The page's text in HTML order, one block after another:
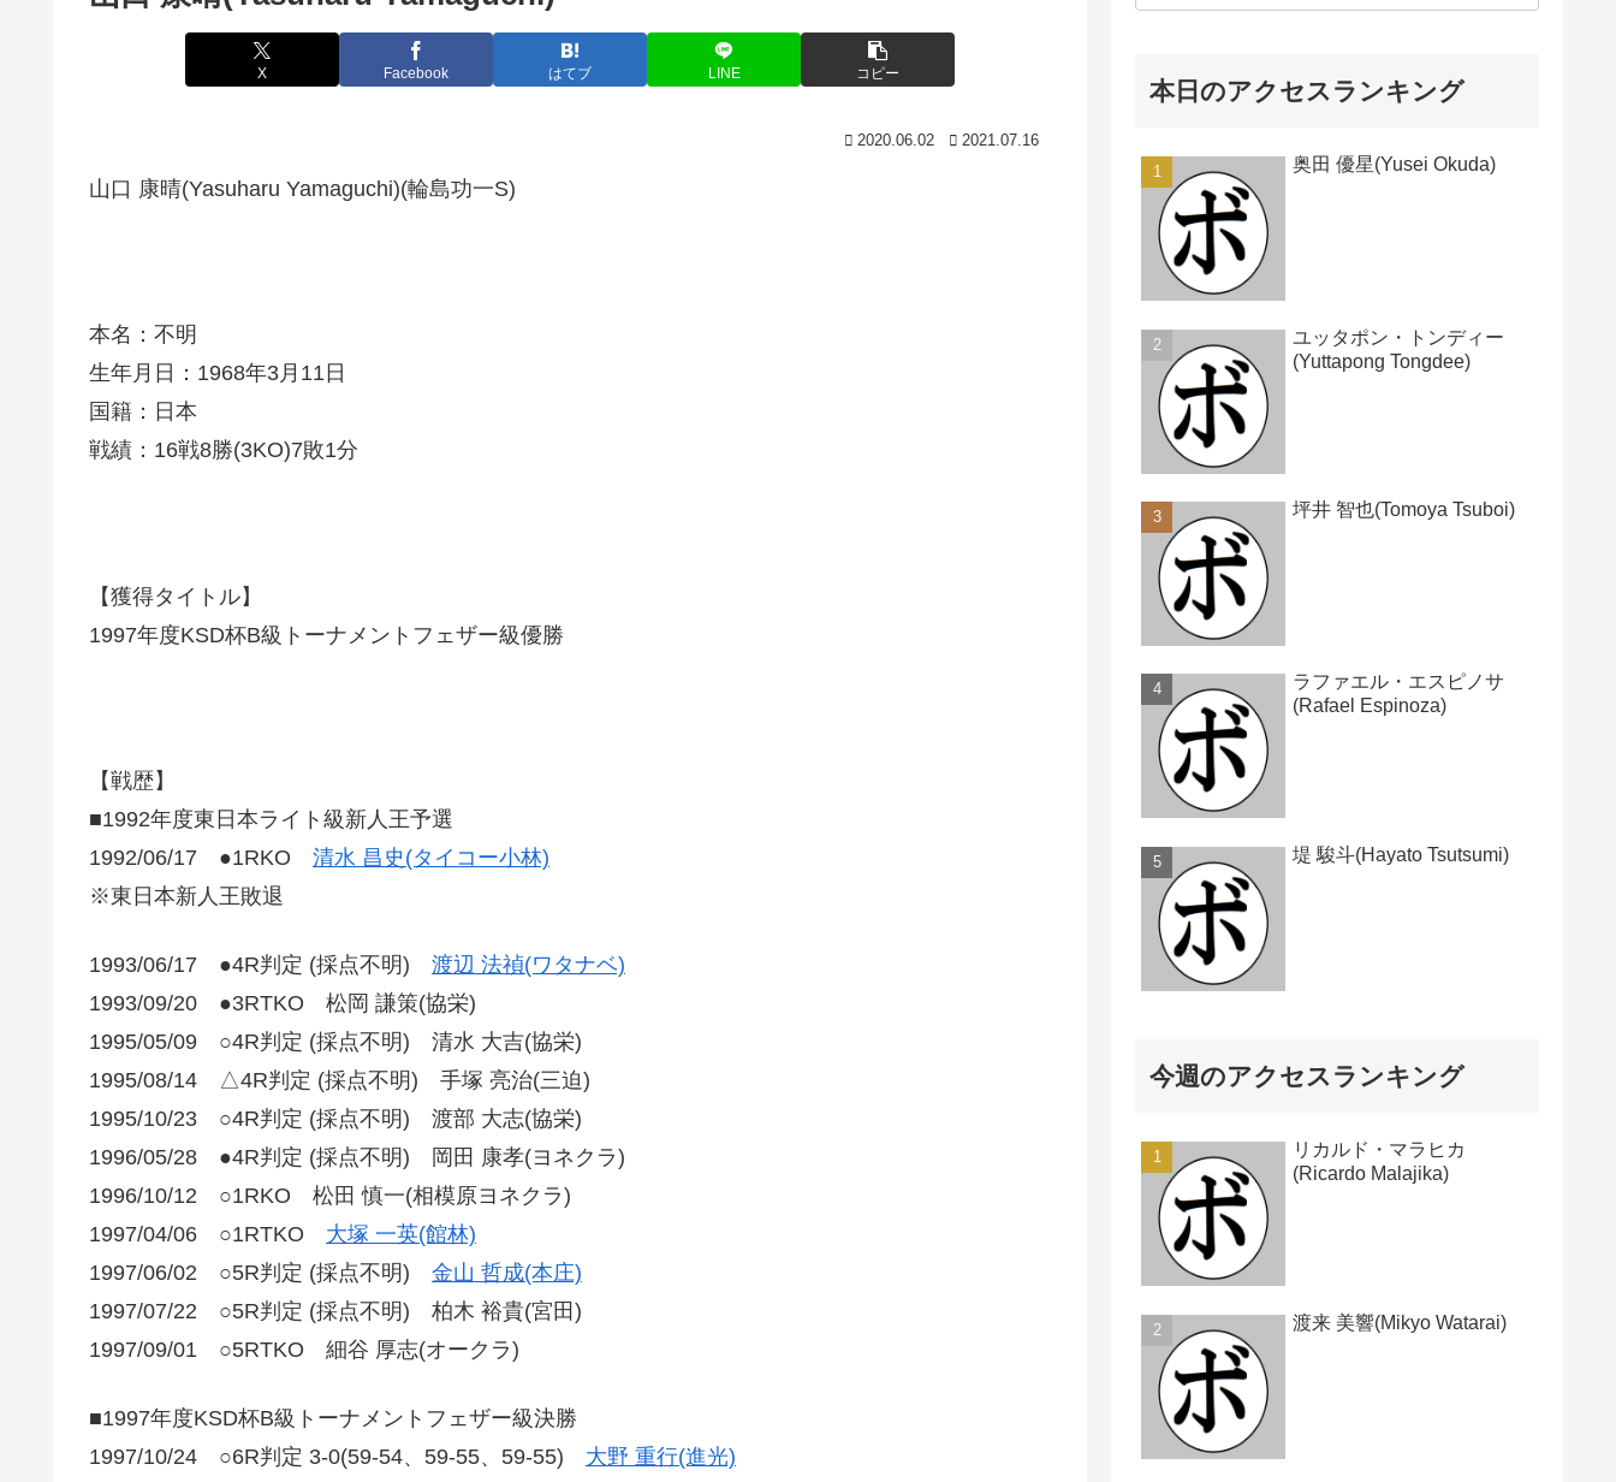
X Facebook はてブ LINE コピー
2020.06.02 2021.07.16
山口 康晴(Yasuharu Yamaguchi)(輪島功一S)
本名：不明
生年月日：1968年3月11日
国籍：日本
戦績：16戦8勝(3KO)7敗1分
【獲得タイトル】
1997年度KSD杯B級トーナメントフェザー級優勝
【戦歴】
■1992年度東日本ライト級新人王予選
1992/06/17 ●1RKO 清水 昌史(タイコー小林)
※東日本新人王敗退
1993/06/17 ●4R判定 (採点不明) 渡辺 法禎(ワタナベ)
1993/09/20 ●3RTKO 松岡 謙策(協栄)
1995/05/09 ○4R判定 (採点不明) 清水 大吉(協栄)
1995/08/14 △4R判定 (採点不明) 手塚 亮治(三迫)
1995/10/23 ○4R判定 (採点不明) 渡部 大志(協栄)
1996/05/28 ●4R判定 (採点不明) 岡田 康孝(ヨネクラ)
1996/10/12 ○1RKO 松田 慎一(相模原ヨネクラ)
1997/04/06 ○1RTKO 大塚 一英(館林)
1997/06/02 ○5R判定 (採点不明) 金山 哲成(本庄)
1997/07/22 ○5R判定 (採点不明) 柏木 裕貴(宮田)
1997/09/01 ○5RTKO 細谷 厚志(オークラ)
■1997年度KSD杯B級トーナメントフェザー級決勝
1997/10/24 ○6R判定 3-0(59-54、59-55、59-55) 大野 重行(進光)
本日のアクセスランキング
奥田 優星(Yusei Okuda)
ユッタポン・トンディー
(Yuttapong Tongdee)
坪井 智也(Tomoya Tsuboi)
ラファエル・エスピノサ
(Rafael Espinoza)
堤 駿斗(Hayato Tsutsumi)
今週のアクセスランキング
リカルド・マラヒカ
(Ricardo Malajika)
渡来 美響(Mikyo Watarai)